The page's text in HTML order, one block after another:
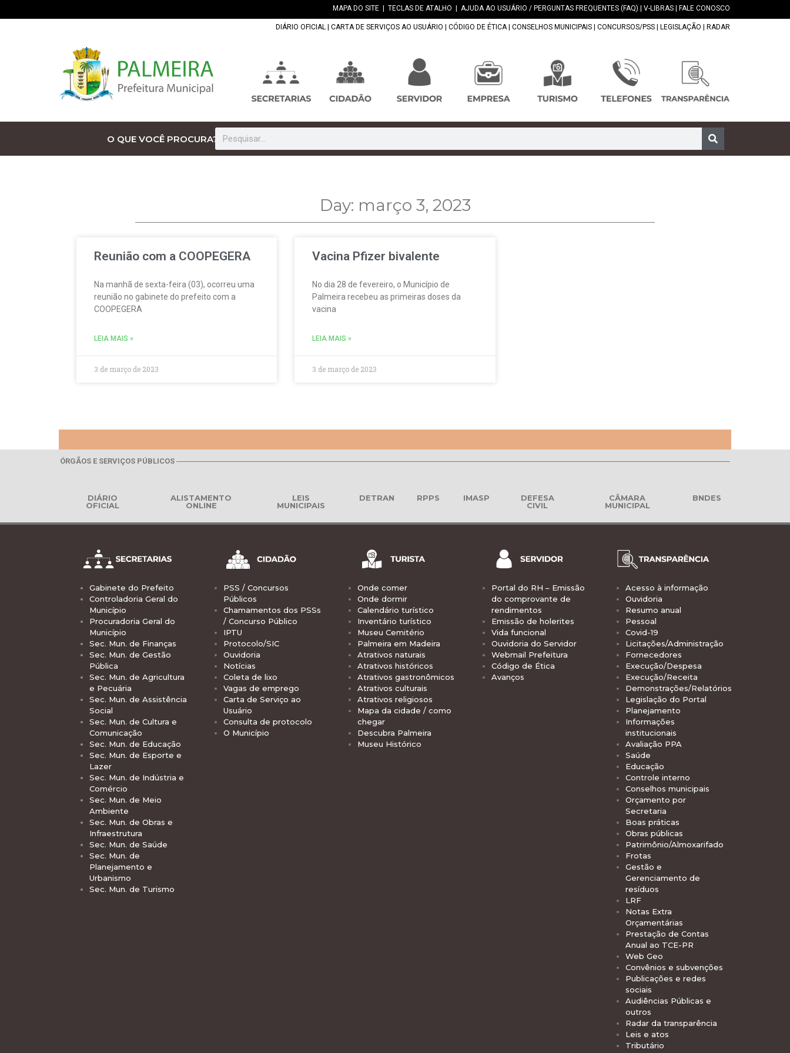
MAPA DO SITE TECLAS DE ATALHO AJUDA AO USUÁRIO / PERGUNTAS FREQUENTES (FAQ) V-LIBRAS FALE CONOSCO
DIÁRIO OFICIAL CARTA DE SERVIÇOS AO USUÁRIO CÓDIGO DE ÉTICA| CONSELHOS MUNICIPAIS CONCURSOS/PSS LEGISLAÇÃO RADAR
O QUE VOCÊ PROCURA?
Day: março 3, 2023
Reunião com a COOPEGERA
Na manhã de sexta-feira (03), ocorreu uma
reunião no gabinete do prefeito com a
COOPEGERA
LEIA MAIS »
3 de março de 2023
Vacina Pfizer bivalente
No dia 28 de fevereiro, o Município de
Palmeira recebeu as primeiras doses da
vacina
LEIA MAIS »
3 de março de 2023
ÓRGÃOS E SERVIÇOS PÚBLICOS
DIÁRIO
OFICIAL
ALISTAMENTO
ONLINE
LEIS
MUNICIPAIS
DETRAN RPPS IMASP
DEFESA
CIVIL
CÂMARA
MUNICIPAL
BNDES
Gabinete do Prefeito
Controladoria Geral do
Município
Procuradoria Geral do
Município
Sec. Mun. de Finanças
Sec. Mun. de Gestão
Pública
Sec. Mun. de Agricultura
e Pecuária
Sec. Mun. de Assistência
Social
Sec. Mun. de Cultura e
Comunicação
Sec. Mun. de Educação
Sec. Mun. de Esporte e
Lazer
Sec. Mun. de Indústria e
Comércio
Sec. Mun. de Meio
Ambiente
Sec. Mun. de Obras e
Infraestrutura
Sec. Mun. de Saúde
Sec. Mun. de
Planejamento e
Urbanismo
Sec. Mun. de Turismo
PSS / Concursos
Públicos
Chamamentos dos PSSs
/ Concurso Público
IPTU
Protocolo/SIC
Ouvidoria
Notícias
Coleta de lixo
Vagas de emprego
Carta de Serviço ao
Usuário
Consulta de protocolo
O Município
Onde comer
Onde dormir
Calendário turístico
Inventário turístico
Museu Cemitério
Palmeira em Madeira
Atrativos naturais
Atrativos históricos
Atrativos gastronômicos
Atrativos culturais
Atrativos religiosos
Mapa da cidade / como
chegar
Descubra Palmeira
Museu Histórico
Portal do RH – Emissão
do comprovante de
rendimentos
Emissão de holerites
Vida funcional
Ouvidoria do Servidor
Webmail Prefeitura
Código de Ética
Avanços
Acesso à informação
Ouvidoria
Resumo anual
Pessoal
Covid-19
Licitações/Administração
Fornecedores
Execução/Despesa
Execução/Receita
Demonstrações/Relatórios
Legislação do Portal
Planejamento
Informações
institucionais
Avaliação PPA
Saúde
Educação
Controle interno
Conselhos municipais
Orçamento por
Secretaria
Boas práticas
Obras públicas
Patrimônio/Almoxarifado
Frotas
Gestão e
Gerenciamento de
resíduos
LRF
Notas Extra
Orçamentárias
Prestação de Contas
Anual ao TCE-PR
Web Geo
Convênios e subvenções
Publicações e redes
sociais
Audiências Públicas e
outros
Radar da transparência
Leis e atos
Tributário